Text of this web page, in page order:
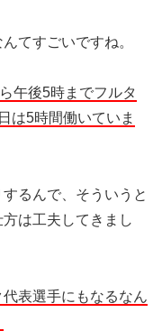
てすごいですね。
午後5時までフルタ
は5時間働いていま
るんで、そういうと
は工夫してきまし
表選手にもなるなん